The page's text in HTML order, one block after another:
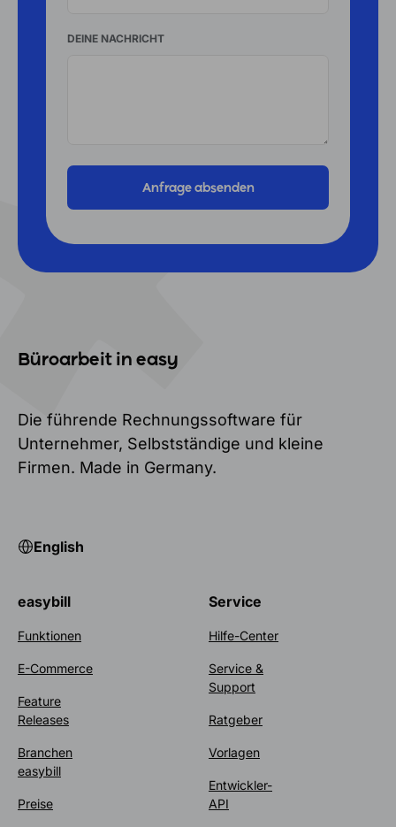
DEINE NACHRICHT
Büroarbeit in easy
Die führende Rechnungssoftware für
Unternehmer, Selbstständige und kleine
Firmen. Made in Germany.
English
easybill
Funktionen
E-Commerce
Feature
Releases
Branchen
easybill
Preise
Service
Hilfe-Center
Service &
Support
Ratgeber
Vorlagen
Entwickler-
API